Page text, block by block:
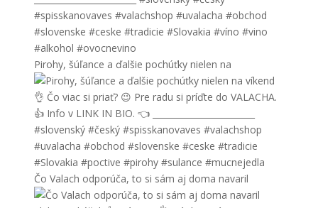
Pirohy, šúľance a ďalšie pochúťky nielen na
Čo Valach odporúča, to si sám aj doma navaril